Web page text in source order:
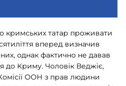
кримських татар проживати
вперед визначив
однак фактично не давав
до Криму. Чоловік Веджіє,
ООН з прав людини